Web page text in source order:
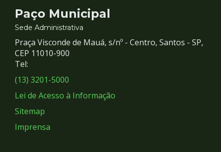
Contato
e
Redes
Sociais
Paço Municipal
Sede Administrativa
Praça Visconde de Mauá, s/nº - Centro, Santos - SP,
CEP 11010-900
Tel:
(13) 3201-5000
Lei de Acesso à Informação
Sitemap
Imprensa